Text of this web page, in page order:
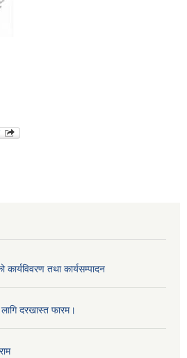
कार्यविवरण तथा कार्यसम्पादन
दरखास्त फारम।